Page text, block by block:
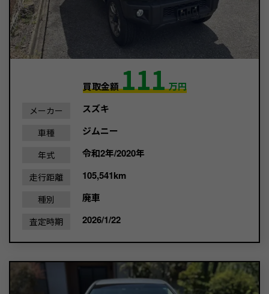
買取金額111万円
メーカー スズキ
車種 ジムニー
年式 令和2年/2020年
走行距離 105,541km
種別 廃車
査定時期 2026/1/22